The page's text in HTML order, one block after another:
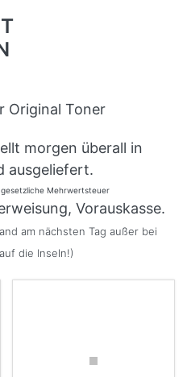
Original Toner
morgen überall in
ausgeliefert.
gesetzliche Mehrwertsteuer
Vorauskasse.
am nächsten Tag außer bei
die Inseln!)